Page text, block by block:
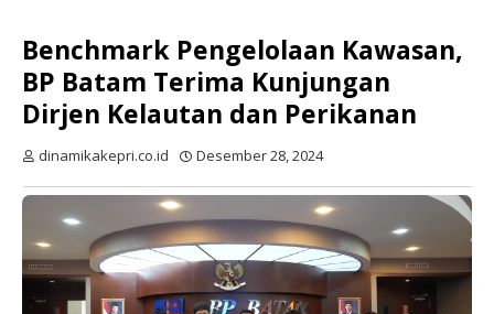
Benchmark Pengelolaan Kawasan,
BP Batam Terima Kunjungan
Dirjen Kelautan dan Perikanan
dinamikakepri.co.id Desember 28, 2024